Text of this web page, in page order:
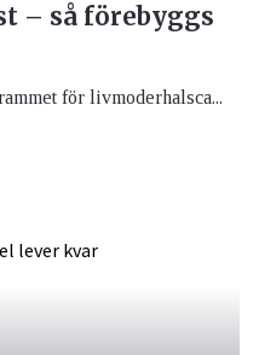
– så förebyggs
för livmoderhalsca...